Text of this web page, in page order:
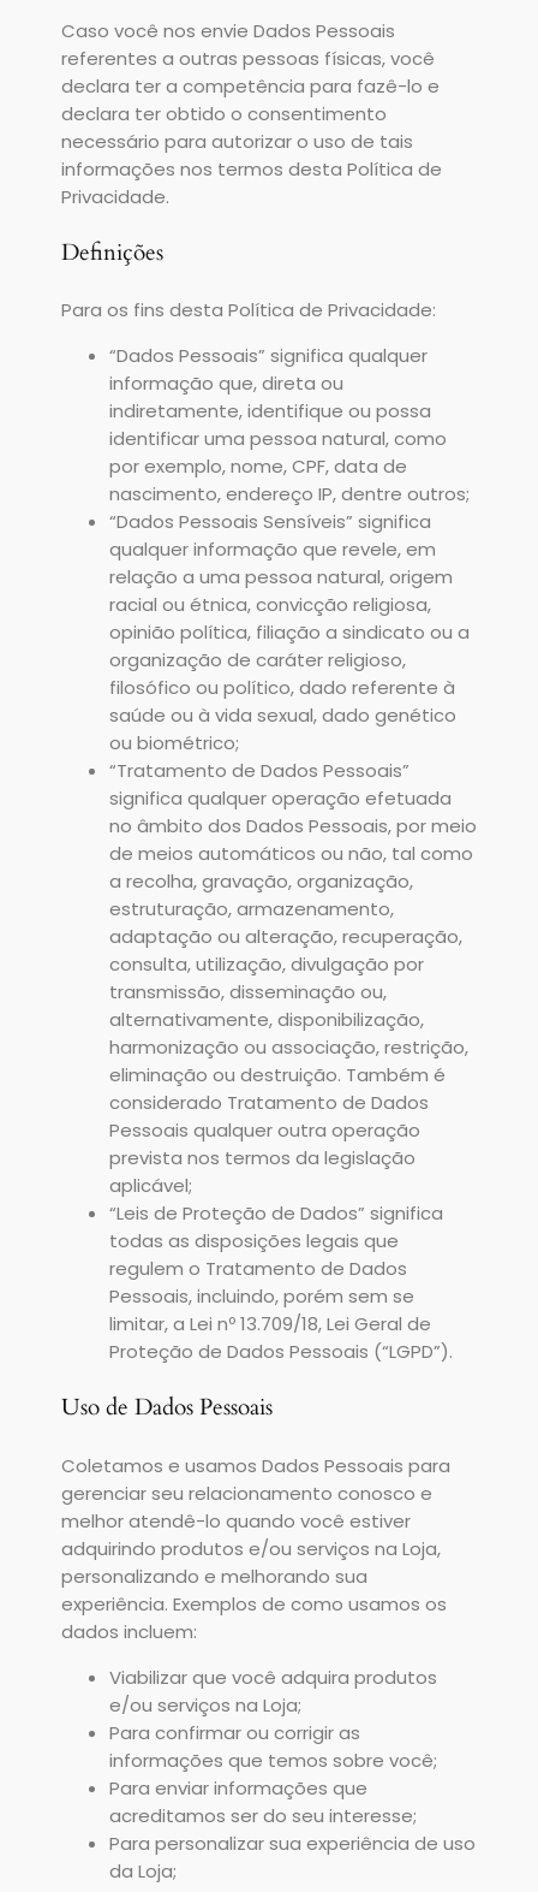
Caso você nos envie Dados Pessoais
referentes a outras pessoas físicas, você
declara ter a competência para fazê-lo e
declara ter obtido o consentimento
necessário para autorizar o uso de tais
informações nos termos desta Política de
Privacidade.
Definições
Para os fins desta Política de Privacidade:
“Dados Pessoais” significa qualquer
informação que, direta ou
indiretamente, identifique ou possa
identificar uma pessoa natural, como
por exemplo, nome, CPF, data de
nascimento, endereço IP, dentre outros;
“Dados Pessoais Sensíveis” significa
qualquer informação que revele, em
relação a uma pessoa natural, origem
racial ou étnica, convicção religiosa,
opinião política, filiação a sindicato ou a
organização de caráter religioso,
filosófico ou político, dado referente à
saúde ou à vida sexual, dado genético
ou biométrico;
“Tratamento de Dados Pessoais”
significa qualquer operação efetuada
no âmbito dos Dados Pessoais, por meio
de meios automáticos ou não, tal como
a recolha, gravação, organização,
estruturação, armazenamento,
adaptação ou alteração, recuperação,
consulta, utilização, divulgação por
transmissão, disseminação ou,
alternativamente, disponibilização,
harmonização ou associação, restrição,
eliminação ou destruição. Também é
considerado Tratamento de Dados
Pessoais qualquer outra operação
prevista nos termos da legislação
aplicável;
“Leis de Proteção de Dados” significa
todas as disposições legais que
regulem o Tratamento de Dados
Pessoais, incluindo, porém sem se
limitar, a Lei nº 13.709/18, Lei Geral de
Proteção de Dados Pessoais (“LGPD”).
Uso de Dados Pessoais
Coletamos e usamos Dados Pessoais para
gerenciar seu relacionamento conosco e
melhor atendê-lo quando você estiver
adquirindo produtos e/ou serviços na Loja,
personalizando e melhorando sua
experiência. Exemplos de como usamos os
dados incluem:
Viabilizar que você adquira produtos
e/ou serviços na Loja;
Para confirmar ou corrigir as
informações que temos sobre você;
Para enviar informações que
acreditamos ser do seu interesse;
Para personalizar sua experiência de uso
da Loja;